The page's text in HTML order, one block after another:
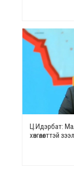
Ц.Идэрбат:
хөнгөлөлттэй